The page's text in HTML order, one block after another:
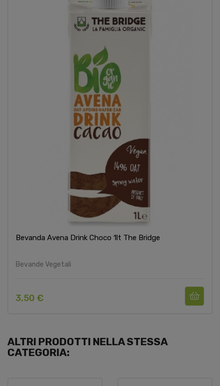
Bevanda Avena Drink Choco 1lt The Bridge
Bevande Vegetali
3,50 €
ALTRI PRODOTTI NELLA STESSA
CATEGORIA: